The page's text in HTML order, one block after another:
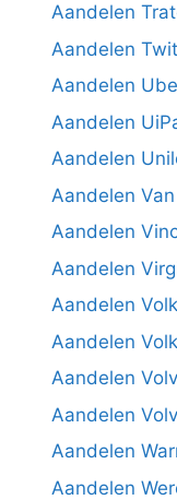
Aandelen
Aandelen
Aandelen
Aandelen
Aandelen
Aandelen
Aandelen
Aandelen
Aandelen
Aandelen
Aandelen
Aandelen
Aandelen
Aandelen